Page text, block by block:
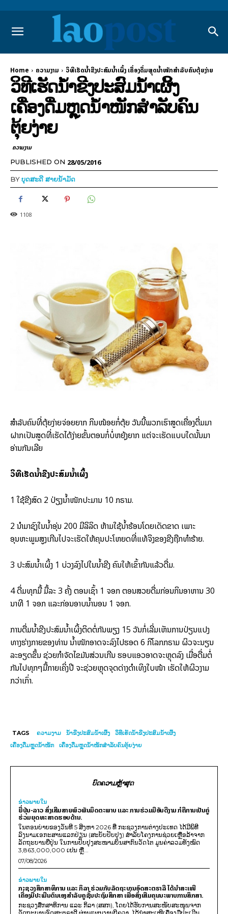
Home ຄວາມງາມ ວິທີເຮັດນໍ້າຂີງປະສົມນໍ້າເຜິ້ງ ເຄື່ອງດື່ມຫຼຸດນ້ຳໜັກສຳລັບຄົນຕຸ້ຍງ່າຍ
ວິທີເຮັດນໍ້າຂີງປະສົມນໍ້າເຜິ້ງ
ເຄື່ອງດື່ມຫຼຸດນ້ຳໜັກສຳລັບຄົນ
ຕຸ້ຍງ່າຍ
ຄວາມງາມ
PUBLISHED ON 28/05/2016
BYບຸດສະດີ ສາຍນ້ຳມັດ
1108
ສຳລັບຄົນທີ່ຕຸ້ຍງ່າຍຈ່ອຍຍາກ ກິນໜ້ອຍກໍ່ຕຸ້ຍ ວັນນີ້ພວກເຮົາສູດເຄື່ອງດື່ມມາ
ຝາກເປັນສູດທີ່ເຮັດໄດ້ງ່າຍຂັ້ນຕອນກໍ່ບໍ່ຫຍຸ້ງຍາກ ແຕ່ຈະເຮັດແບບໃດນັ້ນມາ
ອ່ານກັນເລີຍ
ວິທີເຮັດນໍ້າຂີງປະສົມນໍ້າເຜິ້ງ
1 ໃຊ້ຂີງສົດ 2 ປ່ຽງນໍ້າໜັກປະມານ 10 ກຣາມ.
2 ນຳມາຊົງໃນນໍ້າອຸ່ນ 200 ມີລິລິດ ຫ້າມໃຊ້ນໍ້າຮ້ອນໂດຍເດັດຂາດ ເພາະ
ອຸນຫະພູມສູງເກີນໄປຈະເຮັດໃຫ້ຄຸນປະໂຫຍດທີ່ແທ້ຈິງຂອງຂີງຖືກທຳຮ້າຍ.
3 ປະສົມນໍ້າເຜິ້ງ 1 ບ່ວງລົງໄປໃນນໍ້າຂີງ ຄົນໃຫ້ເຂົ້າກັນແລ້ວດື່ມ.
4 ດື່ມທຸກມື້ ມື້ລະ 3 ຄັ້ງ ຕອນເຊົ້າ 1 ຈອກ ຕອນສວຍດື່ມກ່ອນກິນອາຫານ 30
ນາທີ 1 ຈອກ ແລະກ່ອນອາບນໍ້ານອນ 1 ຈອກ.
ການດື່ມນໍ້າຂີງປະສົມນໍ້າເຜິ້ງຕິດຕໍ່ກັນພຽງ 15 ວັນກໍ່ເລີ່ມເຫັນການປ່ຽນແປງ
ທາງຮ່າງກາຍຂອງທ່ານ ນໍ້າໜັກອາດຈະລົງໄປຮອດ 6 ກິໂລກກຣາມ ຜິວຈະນຽນ
ລະອຽດຂຶ້ນ ຊ່ວຍກຳຈັດໄຂມັນສ່ວນເກີນ ຮອບແອວອາດຈະຫຼຸດລົງ ເມື່ອດື່ມຕໍ່
ກັນໄປທຸກໆມື້ກາຍເຄິ່ງປີ ຈະຊ່ວຍຫຼຸດຈຸດດ່າງດຳເທິງໃບໜ້າ ເຮັດໃຫ້ຜິວງາມ
ກວ່າເກົ່າ.
TAGS ຄວາມງາມ ນໍ້າຂີງປະສົມນໍ້າເຜິ້ງ
ວິທີເຮັດນໍ້າຂີງປະສົມນໍ້າເຜິ້ງ
ເຄື່ອງດື່ມຫຼຸດນ້ຳໜັກ
ເຄື່ອງດື່ມຫຼຸດນ້ຳໜັກສຳລັບຄົນຕຸ້ຍງ່າຍ
ບົດຄວາມຫຼ້າສຸດ
ຂ່າວພາຍ​ໃນ
ຍີ່ປຸ່ນ-ລາວ ສົ່ງເສີມສາຍພົວພັນມິດຕະພາບ ແລະ ການຮ່ວມມືອັນດີງາມ ກໍຄືການເປັນຄູ່
ຮ່ວມຍຸດທະສາດຮອບດ້ານ.
ໃນຕອນບ່າຍຂອງວັນທີ 5 ສິງຫາ 2026 ທີ່ ກະຊວງການຕ່າງປະເທດ ໄດ້ມີພິທີ
ລົງນາມເອກະສານແລກປ່ຽນ (ສະບັບປັບປຸງ) ສໍາລັບໂຄງການຊ່ວຍເຫຼືອລ້າຈາກ
ລັດຖະບານຍີ່ປຸ່ນ ໃນການປັບປຸງສະໜາມບິນສາກົນວັດໄຕ ມູນຄ່າລວມທັງໝົດ
3,863,000,000 ເຢນ ຫຼື...
07/08/2026
ຂ່າວພາຍ​ໃນ
ກະຊວງສຶກສາທິການ ແລະ ກິລາ ຮ່ວມກັບລັດຖະບານອົດສະຕຣາລີ ໄດ້ນຳສະເໜີ
ເຄື່ອງມືປະເມີນຕົນເອງສຳລັບຄູຊັ້ນປະຖົມສຶກສາ ເພື່ອສົ່ງເສີມຄຸນນະພາບການສຶກສາ.
ກະຊວງສຶກສາທິການ ແລະ ກິລາ (ສສກ), ໂດຍໄດ້ຮັບການສະໜັບສະໜູນຈາກ